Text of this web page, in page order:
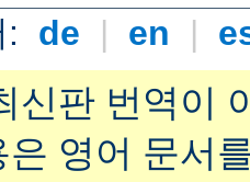
de | en |
신판 번역이
은 영어 문서